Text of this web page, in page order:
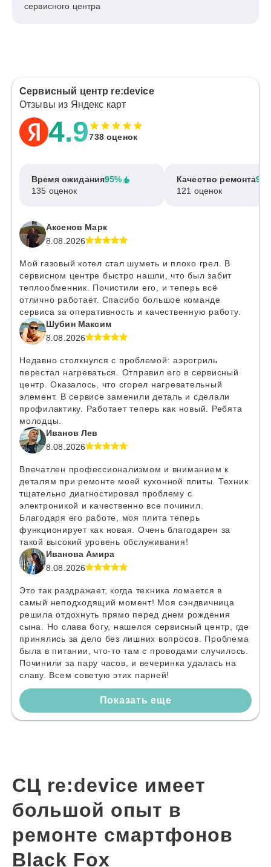
сервисного центра
Сервисный центр re:device
Отзывы из Яндекс карт
4.9738 оценок
Время ожидания95%
135 оценок
Качество ремонта
121 оценок
Аксенов Марк
8.08.2026
Мой газовый котел стал шуметь и плохо грел. В
сервисном центре быстро нашли, что был забит
теплообменник. Почистили его, и теперь всё
отлично работает. Спасибо большое команде
сервиса за оперативность и качественную работу.
Шубин Максим
8.08.2026
Недавно столкнулся с проблемой: аэрогриль
перестал нагреваться. Отправил его в сервисный
центр. Оказалось, что сгорел нагревательный
элемент. В сервисе заменили деталь и сделали
профилактику. Работает теперь как новый. Ребята
молодцы.
Иванов Лев
8.08.2026
Впечатлен профессионализмом и вниманием к
деталям при ремонте моей кухонной плиты. Техник
тщательно диагностировал проблему с
электроникой и качественно все починил.
Благодаря его работе, моя плита теперь
функционирует как новая. Очень благодарен за
такой высокий уровень обслуживания!
Иванова Амира
8.08.2026
Это так раздражает, когда техника ломается в
самый неподходящий момент! Моя сэндвичница
решила отдохнуть прямо перед днем рождения
сына. Но слава богу, нашелся сервисный центр, где
принялись за дело без лишних вопросов. Проблема
была в питании, что-то там с проводами случилось.
Починили за пару часов, и вечеринка удалась на
славу. Всем советую этих парней!
Показать еще
СЦ re:device имеет
большой опыт в
ремонте смартфонов
Black Fox